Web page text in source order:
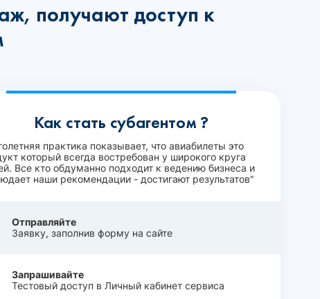
получают доступ к
Как стать субагентом ?
практика показывает, что авиабилеты это
который всегда востребован у широкого круга
Все кто обдуманно подходит к ведению бизнеса и
наши рекомендации - достигают результатов"
Отправляйте
Заявку, заполнив форму на сайте
Запрашивайте
Тестовый доступ в Личный кабинет сервиса